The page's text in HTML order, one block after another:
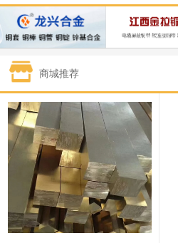
1#镍 131,200—132,400
1#白银 15,170—15,180
钯金
1#钴 331,000—351,000
1#锑 88,000—94,000
2#锑 84,000—90,000
1#镁 17,000—18,000
1#电解锰(99.7%袋装) 17,900—18,100
商城推荐